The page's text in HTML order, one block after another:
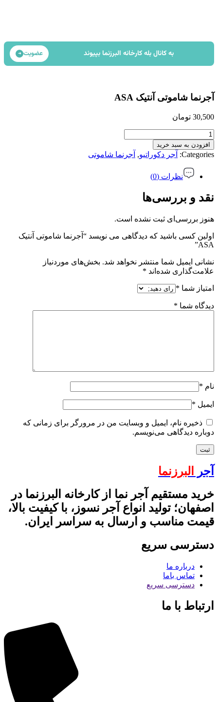
به کانال بله کارخانه البرزنما بپیوند عضویت ➜
آجرنما شاموتی آنتیک ASA
30,500 تومان
آجرنما
شاموتی
آنتیک
ASA
افزودن به سبد خرید
Categories: آجر دکوراتیو, آجرنما شاموتی
نظرات (0)
نقد و بررسی‌ها
هنوز بررسی‌ای ثبت نشده است.
اولین کسی باشید که دیدگاهی می نویسد “آجرنما شاموتی آنتیک
ASA”
نشانی ایمیل شما منتشر نخواهد شد. بخش‌های موردنیاز
علامت‌گذاری شده‌اند *
امتیاز شما *
دیدگاه شما *
نام *
ایمیل *
ذخیره نام، ایمیل و وبسایت من در مرورگر برای زمانی که
دوباره دیدگاهی می‌نویسم.
آجر
البرزنما
خرید مستقیم آجر نما از کارخانه البرزنما در
اصفهان؛ تولید انواع آجر نسوز، با کیفیت بالا،
قیمت مناسب و ارسال به سراسر ایران.
دسترسی سریع
درباره ما
تماس باما
دسترسی سریع
ارتباط با ما